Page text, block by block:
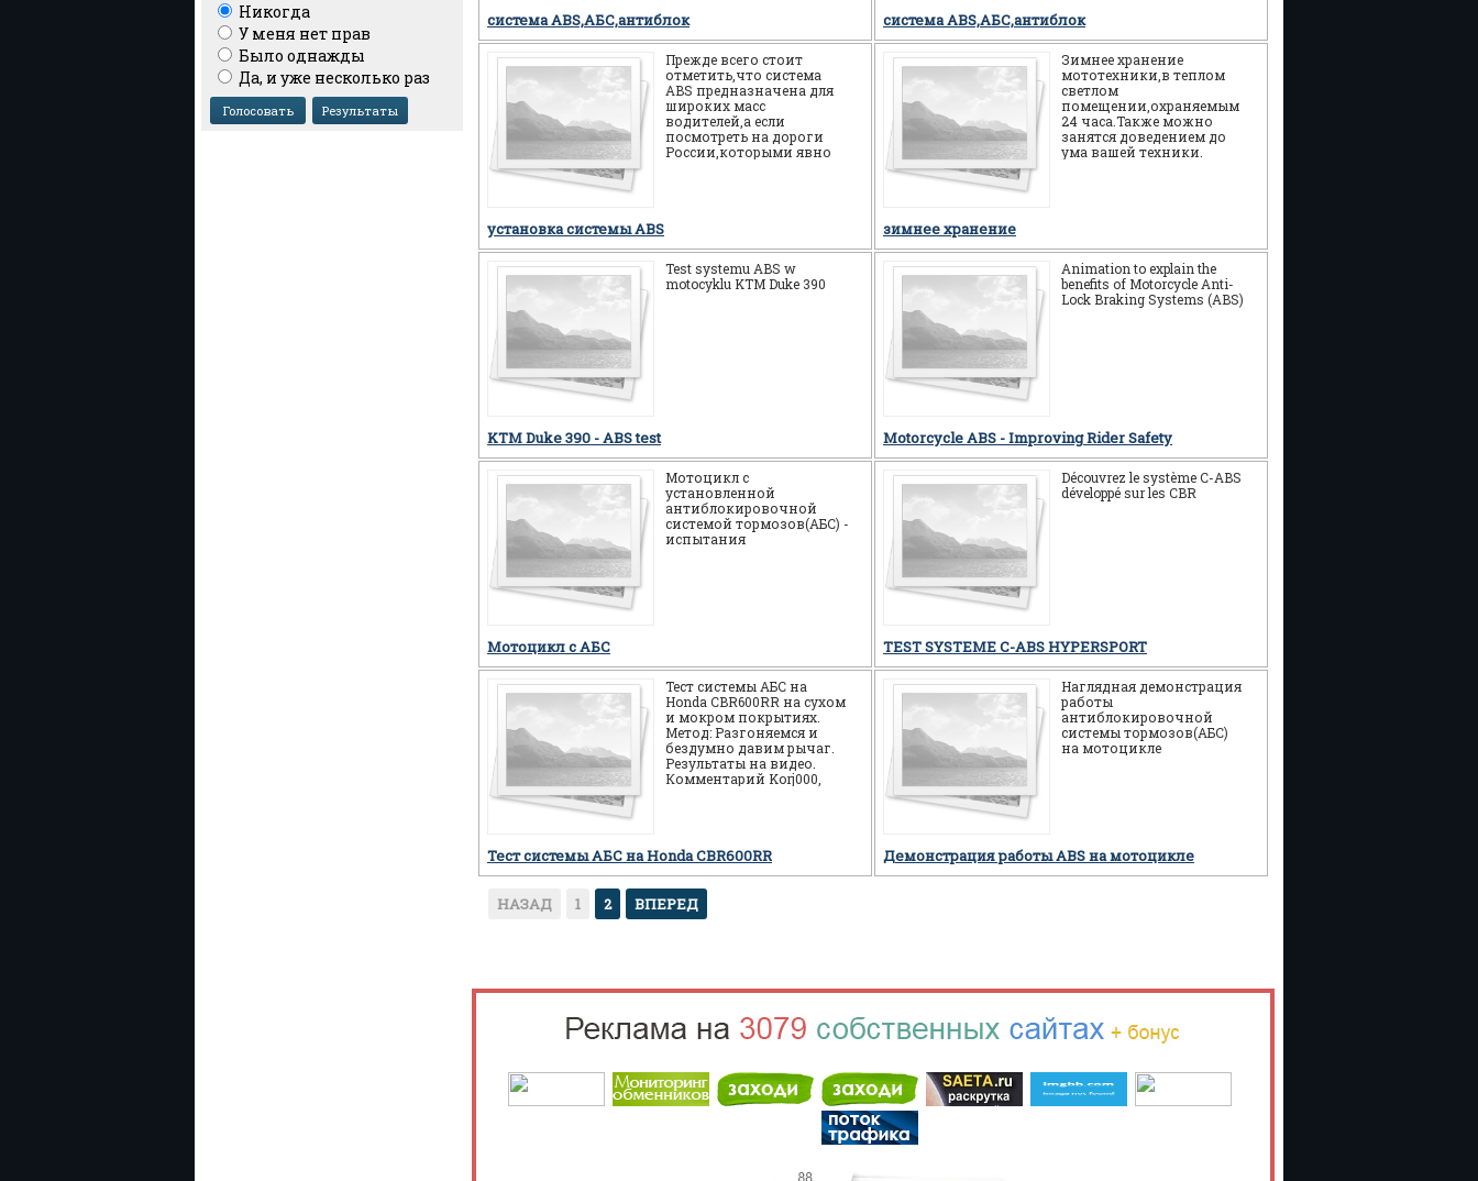
Никогда
У меня нет прав
Было однажды
Да, и уже несколько раз
система ABS,АБС,антиблок система ABS,АБС,антиблок
Прежде всего стоит
отметить,что система
ABS предназначена для
широких масс
водителей,а если
посмотреть на дороги
России,которыми явно
установка системы ABS
Зимнее хранение
мототехники,в теплом
светлом
помещении,охраняемым
24 часа.Также можно
занятся доведением до
ума вашей техники.
зимнее хранение
Test systemu ABS w
motocyklu KTM Duke 390
KTM Duke 390 - ABS test
Animation to explain the
benefits of Motorcycle Anti-
Lock Braking Systems (ABS)
Motorcycle ABS - Improving Rider Safety
Мотоцикл c
установленной
антиблокировочной
системой тормозов(АБС) -
испытания
Мотоцикл c АБС
Découvrez le système C-ABS
développé sur les CBR
TEST SYSTEME C-ABS HYPERSPORT
Тест системы АБС на
Honda CBR600RR на сухом
и мокром покрытиях.
Метод: Разгоняемся и
бездумно давим рычаг.
Результаты на видео.
Комментарий Korj000,
Тест системы АБС на Honda CBR600RR
Наглядная демонстрация
работы
антиблокировочной
системы тормозов(АБС)
на мотоцикле
Демонстрация работы ABS на мотоцикле
НАЗАД 1 2 ВПЕРЕД